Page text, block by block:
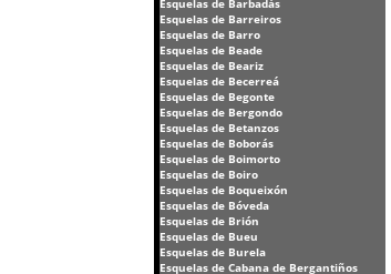
Esquelas de Barbadás
Esquelas de Barreiros
Esquelas de Barro
Esquelas de Beade
Esquelas de Beariz
Esquelas de Becerreá
Esquelas de Begonte
Esquelas de Bergondo
Esquelas de Betanzos
Esquelas de Boborás
Esquelas de Boimorto
Esquelas de Boiro
Esquelas de Boqueixón
Esquelas de Bóveda
Esquelas de Brión
Esquelas de Bueu
Esquelas de Burela
Esquelas de Cabana de Bergantiños